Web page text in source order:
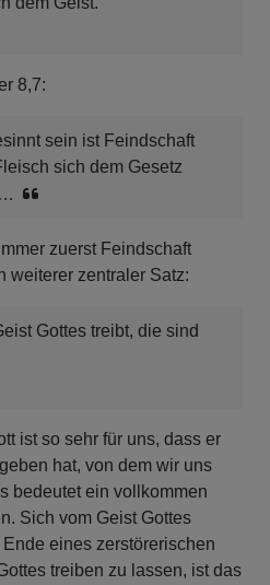
8,7:
sein ist Feindschaft
sich dem Gesetz
zuerst Feindschaft
weiterer zentraler Satz:
Gottes treibt, die sind
ist so sehr für uns, dass er
hat, von dem wir uns
bedeutet ein vollkommen
Sich vom Geist Gottes
eines zerstörerischen
treiben zu lassen, ist das